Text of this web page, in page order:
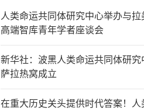
人类命运共同体研究中心举办与拉
高端智库青年学者座谈会
新华社：波黑人类命运共同体研究
萨拉热窝成立
在重大历史关头提供时代答案！人